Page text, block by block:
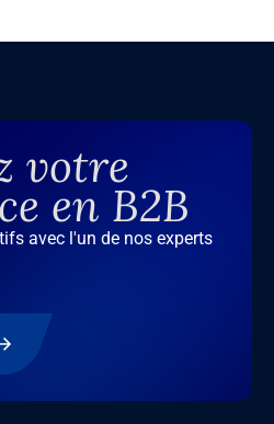
votre
en B2B
avec l'un de nos experts